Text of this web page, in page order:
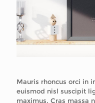
Mauris rhoncus orci in
euismod nisl suscipit
maximus. Cras massa